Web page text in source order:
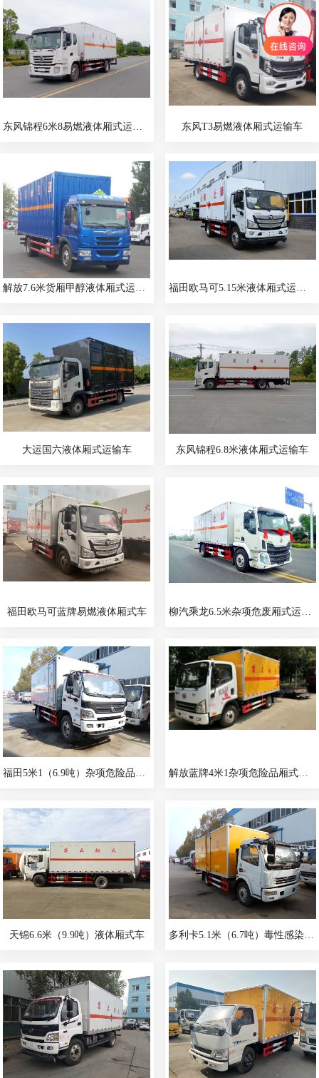
东风T3易燃液体厢式运输车
解放7.6米货厢甲醇液体厢式运输车 福田欧马可5.15米液体厢式运输车
大运国六液体厢式运输车 东风锦程6.8米液体厢式运输车
福田欧马可蓝牌易燃液体厢式车
福田5米1（6.9吨）杂项危险品厢式车 解放蓝牌4米1杂项危险品厢式运输车
天锦6.6米（9.9吨）液体厢式车